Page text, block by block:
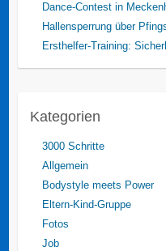
Dance-Contest in
Hallensperrung über
Ersthelfer-Training:
Kategorien
3000 Schritte
Allgemein
Bodystyle meets Power
Eltern-Kind-Gruppe
Fotos
Job